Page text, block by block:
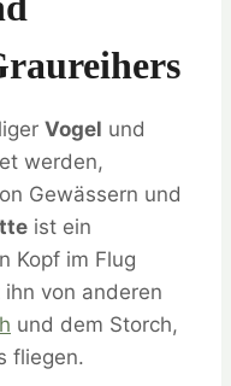
Vogel und
werden,
Gewässern und
ist ein
Kopf im Flug
von anderen
und dem Storch,
fliegen.